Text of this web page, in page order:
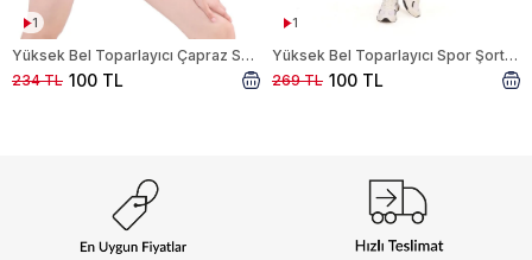
1
Yüksek Bel Toparlayıcı Çapraz Spor Şort Tayt 9037M Siyah
100 TL
234 TL
1
Yüksek Bel Toparlayıcı Spor Şort Tayt 9038M Siyah
100 TL
269 TL